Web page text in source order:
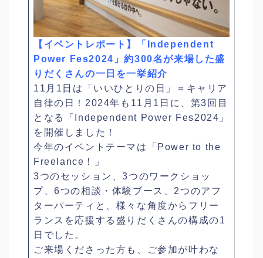
【イベントレポート】「Independent
Power Fes2024」約300名が来場した盛
りだくさんの一日を一挙紹介
11月1日は「いいひとりの日」＝キャリア
自律の日！2024年も11月1日に、第3回目
となる「Independent Power Fes2024」
を開催しました！
今年のイベントテーマは「Power to the
Freelance！」
3つのセッション、3つのワークショッ
プ、6つの相談・体験ブース、2つのアフ
ターパーティと、様々な角度からフリー
ランスを応援する盛りだくさんの構成の1
日でした。
ご来場くださった方も、ご参加が叶わな